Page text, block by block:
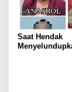
Saat Hendak